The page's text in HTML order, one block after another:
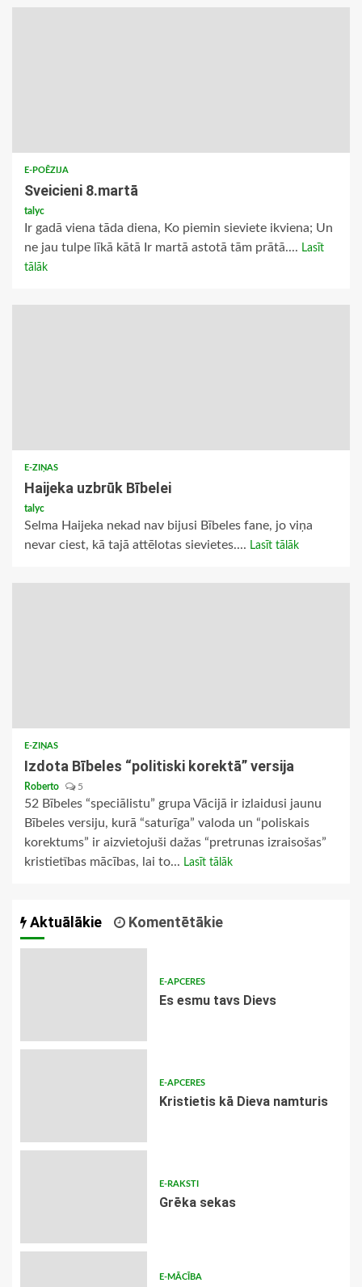
E-POĒZIJA
Sveicieni 8.martā
talyc
Ir gadā viena tāda diena, Ko piemin sieviete ikviena; Un
ne jau tulpe līkā kātā Ir martā astotā tām prātā.... Lasīt
tālāk
E-ZIŅAS
Haijeka uzbrūk Bībelei
talyc
Selma Haijeka nekad nav bijusi Bībeles fane, jo viņa
nevar ciest, kā tajā attēlotas sievietes.... Lasīt tālāk
E-ZIŅAS
Izdota Bībeles “politiski korektā” versija
Roberto 5
52 Bībeles “speciālistu” grupa Vācijā ir izlaidusi jaunu
Bībeles versiju, kurā “saturīga” valoda un “poliskais
korektums” ir aizvietojuši dažas “pretrunas izraisošas”
kristietības mācības, lai to... Lasīt tālāk
Aktuālākie Komentētākie
E-APCERES
Es esmu tavs Dievs
E-APCERES
Kristietis kā Dieva namturis
E-RAKSTI
Grēka sekas
E-MĀCĪBA